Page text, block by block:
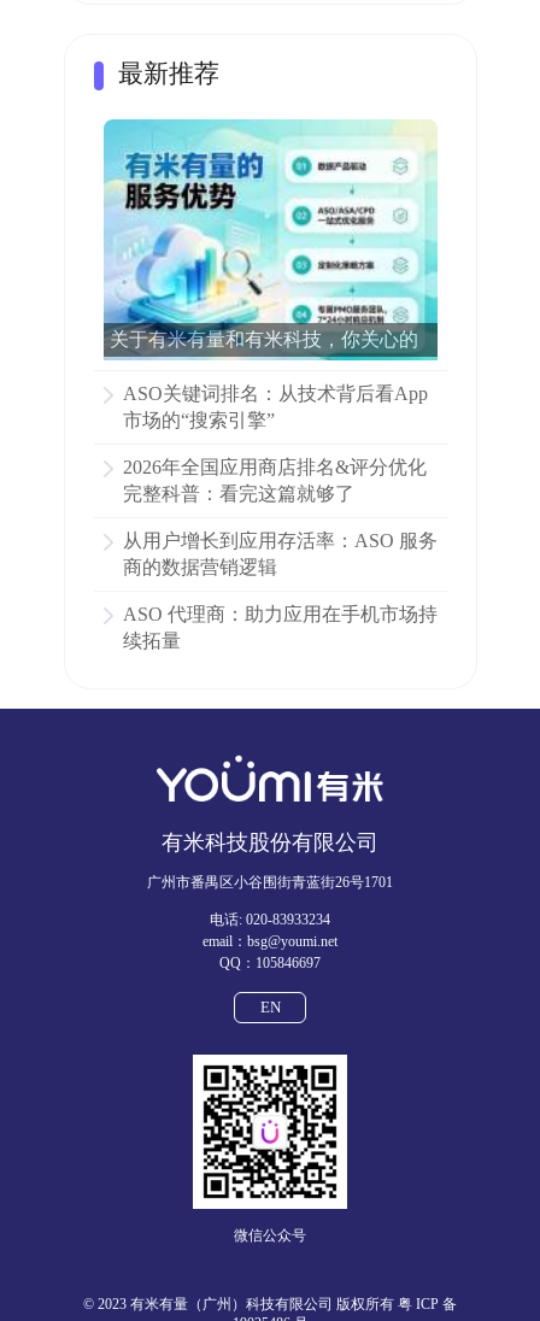
最新推荐
关于有米有量和有米科技，你关心的
ASO关键词排名：从技术背后看App
市场的“搜索引擎”
2026年全国应用商店排名&评分优化
完整科普：看完这篇就够了
从用户增长到应用存活率：ASO 服务
商的数据营销逻辑
ASO 代理商：助力应用在手机市场持
续拓量
有米科技股份有限公司
广州市番禺区小谷围街青蓝街26号1701
电话: 020-83933234
email：bsg@youmi.net
QQ：105846697
EN
微信公众号
© 2023 有米有量（广州）科技有限公司 版权所有 粤 ICP 备